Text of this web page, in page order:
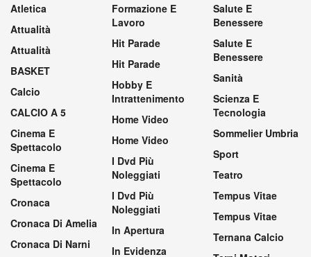
Atletica
Attualità
Attualità
BASKET
Calcio
CALCIO A 5
Cinema E
Spettacolo
Cinema E
Spettacolo
Cronaca
Cronaca Di Amelia
Cronaca Di Narni
Formazione E
Lavoro
Hit Parade
Hit Parade
Hobby E
Intrattenimento
Home Video
Home Video
I Dvd Più
Noleggiati
I Dvd Più
Noleggiati
In Apertura
In Evidenza
Salute E
Benessere
Salute E
Benessere
Sanità
Scienza E
Tecnologia
Sommelier Umbria
Sport
Teatro
Tempus Vitae
Tempus Vitae
Ternana Calcio